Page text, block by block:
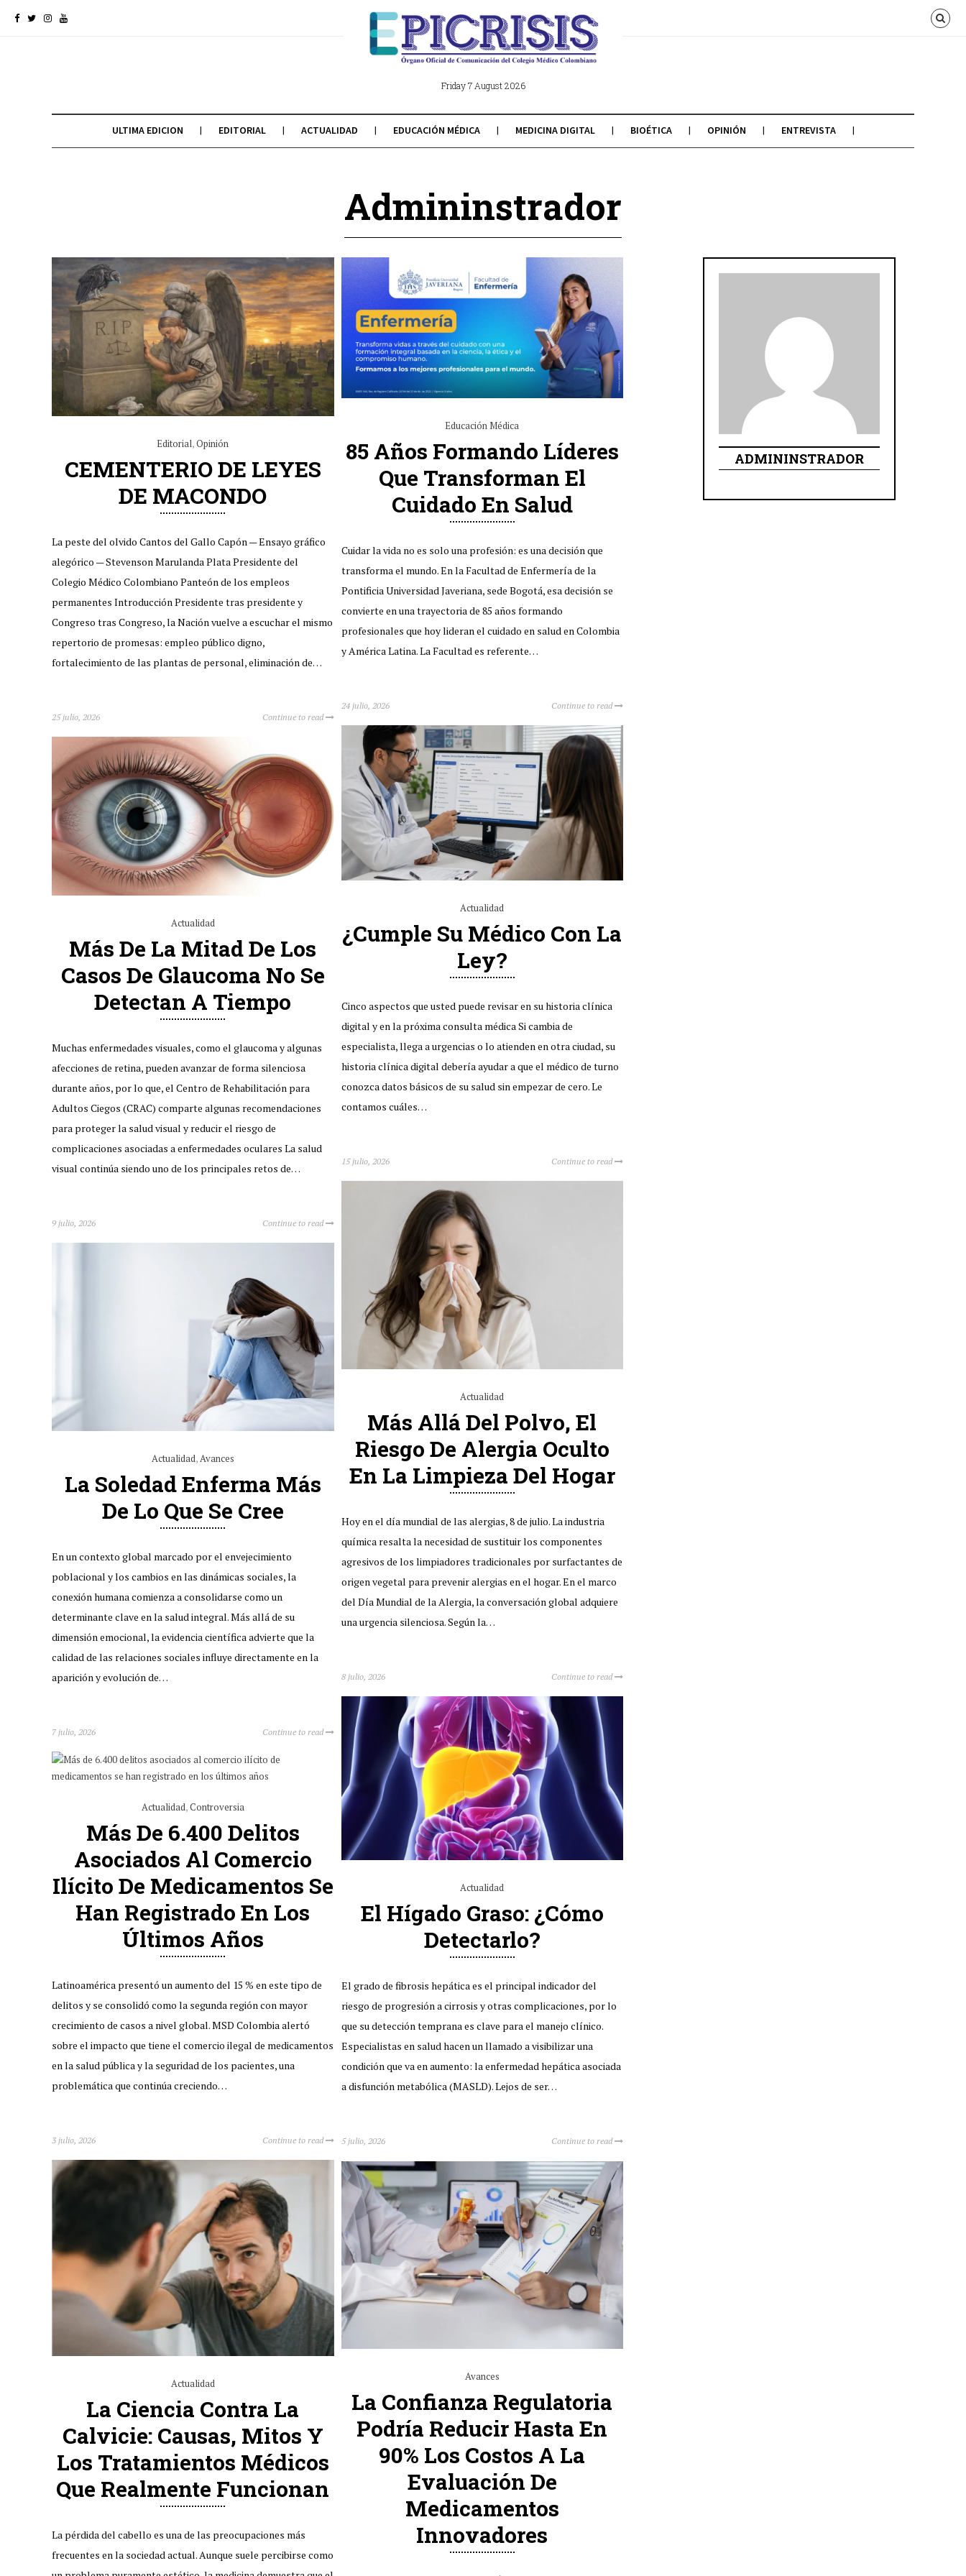
Friday 7 August 2026
ULTIMA EDICION EDITORIAL ACTUALIDAD EDUCACIÓN MÉDICA MEDICINA DIGITAL BIOÉTICA OPINIÓN ENTREVISTA
Admininstrador
Editorial,Opinión
CEMENTERIO DE LEYES
DE MACONDO
La peste del olvido Cantos del Gallo Capón — Ensayo gráfico
alegórico — Stevenson Marulanda Plata Presidente del
Colegio Médico Colombiano Panteón de los empleos
permanentes Introducción Presidente tras presidente y
Congreso tras Congreso, la Nación vuelve a escuchar el mismo
repertorio de promesas: empleo público digno,
fortalecimiento de las plantas de personal, eliminación de…
25 julio, 2026 Continue to read
Educación Médica
85 Años Formando Líderes
Que Transforman El
Cuidado En Salud
Cuidar la vida no es solo una profesión: es una decisión que
transforma el mundo. En la Facultad de Enfermería de la
Pontificia Universidad Javeriana, sede Bogotá, esa decisión se
convierte en una trayectoria de 85 años formando
profesionales que hoy lideran el cuidado en salud en Colombia
y América Latina. La Facultad es referente…
24 julio, 2026 Continue to read
Actualidad
¿Cumple Su Médico Con La
Ley?
Cinco aspectos que usted puede revisar en su historia clínica
digital y en la próxima consulta médica Si cambia de
especialista, llega a urgencias o lo atienden en otra ciudad, su
historia clínica digital debería ayudar a que el médico de turno
conozca datos básicos de su salud sin empezar de cero. Le
contamos cuáles…
15 julio, 2026 Continue to read
Actualidad
Más De La Mitad De Los
Casos De Glaucoma No Se
Detectan A Tiempo
Muchas enfermedades visuales, como el glaucoma y algunas
afecciones de retina, pueden avanzar de forma silenciosa
durante años, por lo que, el Centro de Rehabilitación para
Adultos Ciegos (CRAC) comparte algunas recomendaciones
para proteger la salud visual y reducir el riesgo de
complicaciones asociadas a enfermedades oculares La salud
visual continúa siendo uno de los principales retos de…
9 julio, 2026 Continue to read
Actualidad
Más Allá Del Polvo, El
Riesgo De Alergia Oculto
En La Limpieza Del Hogar
Hoy en el día mundial de las alergias, 8 de julio. La industria
química resalta la necesidad de sustituir los componentes
agresivos de los limpiadores tradicionales por surfactantes de
origen vegetal para prevenir alergias en el hogar. En el marco
del Día Mundial de la Alergia, la conversación global adquiere
una urgencia silenciosa. Según la…
8 julio, 2026 Continue to read
Actualidad,Avances
La Soledad Enferma Más
De Lo Que Se Cree
En un contexto global marcado por el envejecimiento
poblacional y los cambios en las dinámicas sociales, la
conexión humana comienza a consolidarse como un
determinante clave en la salud integral. Más allá de su
dimensión emocional, la evidencia científica advierte que la
calidad de las relaciones sociales influye directamente en la
aparición y evolución de…
7 julio, 2026 Continue to read
Actualidad
El Hígado Graso: ¿cómo
Detectarlo?
El grado de fibrosis hepática es el principal indicador del
riesgo de progresión a cirrosis y otras complicaciones, por lo
que su detección temprana es clave para el manejo clínico.
Especialistas en salud hacen un llamado a visibilizar una
condición que va en aumento: la enfermedad hepática asociada
a disfunción metabólica (MASLD). Lejos de ser…
5 julio, 2026 Continue to read
Actualidad,Controversia
Más De 6.400 Delitos
Asociados Al Comercio
Ilícito De Medicamentos Se
Han Registrado En Los
Últimos Años
Latinoamérica presentó un aumento del 15 % en este tipo de
delitos y se consolidó como la segunda región con mayor
crecimiento de casos a nivel global. MSD Colombia alertó
sobre el impacto que tiene el comercio ilegal de medicamentos
en la salud pública y la seguridad de los pacientes, una
problemática que continúa creciendo…
3 julio, 2026 Continue to read
Actualidad
La Ciencia Contra La
Calvicie: Causas, Mitos Y
Los Tratamientos Médicos
Que Realmente Funcionan
La pérdida del cabello es una de las preocupaciones más
frecuentes en la sociedad actual. Aunque suele percibirse como
Avances
La Confianza Regulatoria
Podría Reducir Hasta En
90% Los Costos A La
Evaluación De
Medicamentos
Innovadores
ADMININSTRADOR